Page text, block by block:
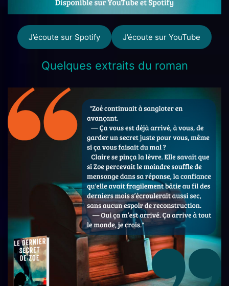
J’écoute sur Spotify J’écoute sur YouTube
Quelques extraits du roman